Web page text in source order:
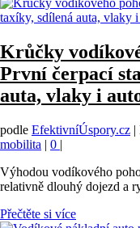
Krůčky
První čerpací
auta, vlaky i
podle EfektivníÚspory.cz |
mobilita | 0 |
Výhodou vodíkového
relativně dlouhý dojezd a
Přečtěte si více